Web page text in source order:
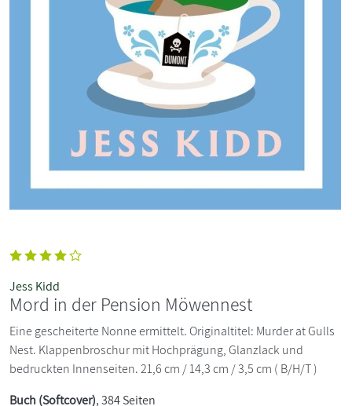
Jess Kidd
Mord in der Pension Möwennest
Eine gescheiterte Nonne ermittelt. Originaltitel: Murder at Gulls
Nest. Klappenbroschur mit Hochprägung, Glanzlack und
bedruckten Innenseiten. 21,6 cm / 14,3 cm / 3,5 cm ( B/H/T )
Buch (Softcover), 384 Seiten